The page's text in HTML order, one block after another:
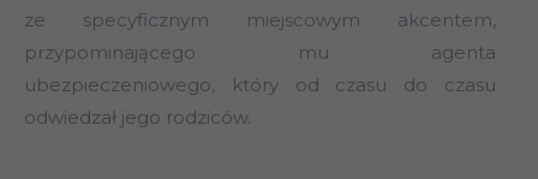
ze specyficznym miejscowym akcentem,
przypominającego mu agenta
ubezpieczeniowego, który od czasu do czasu
odwiedzał jego rodziców.